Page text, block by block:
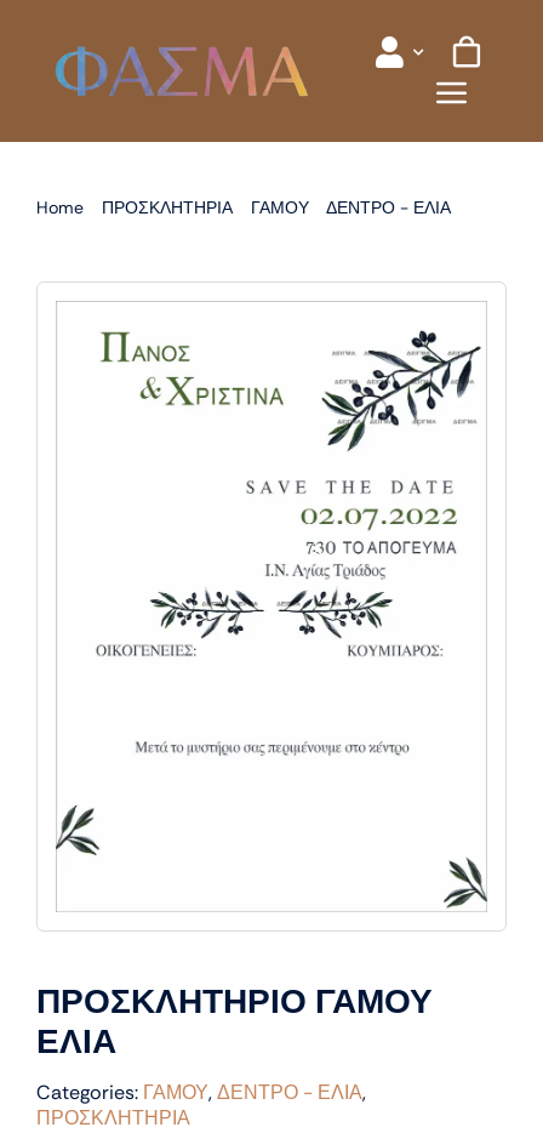
content
Home ΠΡΟΣΚΛΗΤΗΡΙΑ ΓΑΜΟΥ
ΔΕΝΤΡΟ - ΕΛΙΑ
ΠΡΟΣΚΛΗΤΗΡΙΟ ΓΑΜΟΥ
ΕΛΙΑ
Categories: ΓΑΜΟΥ,ΔΕΝΤΡΟ - ΕΛΙΑ,
ΠΡΟΣΚΛΗΤΗΡΙΑ